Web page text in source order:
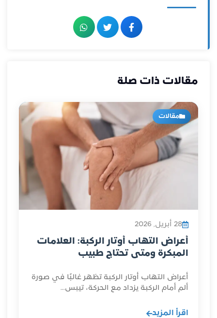
مقالات ذات صلة
مقالات
28 أبريل, 2026
أعراض التهاب أوتار الركبة: العلامات
المبكرة ومتى تحتاج طبيب
أعراض التهاب أوتار الركبة تظهر غالبًا في صورة
ألم أمام الركبة يزداد مع الحركة، تيبس...
اقرأ المزيد